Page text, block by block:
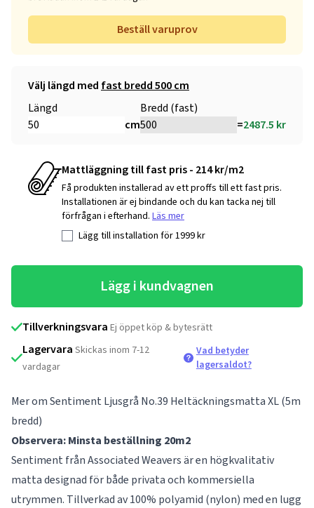
Beställ varuprov
Välj längd med fast bredd 500 cm
Längd
cm
Bredd (fast)
=2487.5 kr
Mattläggning till fast pris - 214 kr/m2
Få produkten installerad av ett proffs till ett fast pris.
Installationen är ej bindande och du kan tacka nej till
förfrågan i efterhand. Läs mer
Lägg till installation för1999kr
Lägg i kundvagnen
Tillverkningsvara Ej öppet köp & bytesrätt
Lagervara Skickas inom 7-12
vardagar
Vad betyder
lagersaldot?
Mer om Sentiment Ljusgrå No.39 Heltäckningsmatta XL (5m
bredd)
Observera: Minsta beställning 20m2
Sentiment från Associated Weavers är en högkvalitativ
matta designad för både privata och kommersiella
utrymmen. Tillverkad av 100% polyamid (nylon) med en lugg